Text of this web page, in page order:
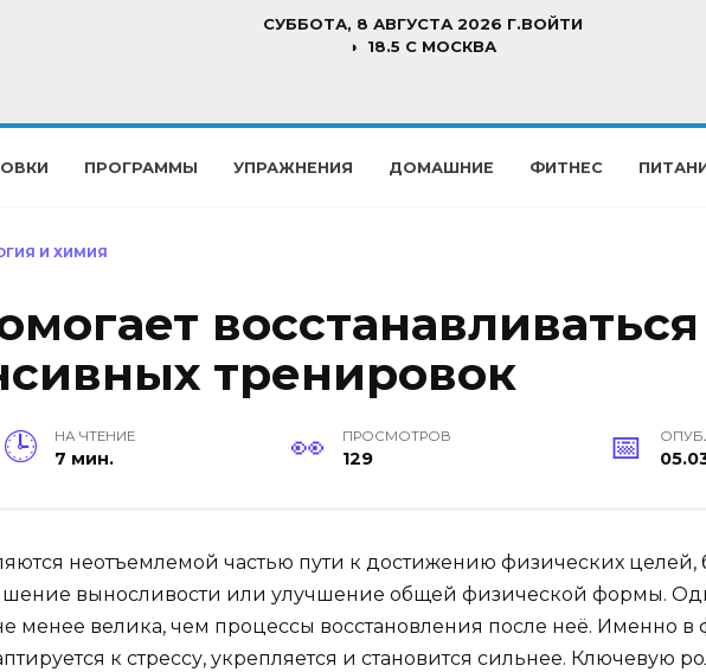
СУББОТА, 8 АВГУСТА 2026 Г.ВОЙТИ
18.5 C МОСКВА
ПРОГРАММЫ УПРАЖНЕНИЯ ДОМАШНИЕ ФИТНЕС
И ХИМИЯ
восстанавливаться
тренировок
НА ЧТЕНИЕ
7 мин.
ПРОСМОТРОВ
129
неотъемлемой частью пути к достижению физических целей,
выносливости или улучшение общей физической формы.
менее велика, чем процессы восстановления после неё. Именно в
к стрессу, укрепляется и становится сильнее. Ключевую